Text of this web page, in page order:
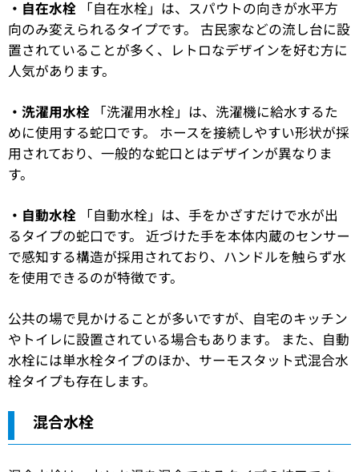
・自在水栓 「自在水栓」は、スパウトの向きが水平方
向のみ変えられるタイプです。 古民家などの流し台に設
置されていることが多く、レトロなデザインを好む方に
人気があります。
・洗濯用水栓 「洗濯用水栓」は、洗濯機に給水するた
めに使用する蛇口です。 ホースを接続しやすい形状が採
用されており、一般的な蛇口とはデザインが異なりま
す。
・自動水栓 「自動水栓」は、手をかざすだけで水が出
るタイプの蛇口です。 近づけた手を本体内蔵のセンサー
で感知する構造が採用されており、ハンドルを触らず水
を使用できるのが特徴です。
公共の場で見かけることが多いですが、自宅のキッチン
やトイレに設置されている場合もあります。 また、自動
水栓には単水栓タイプのほか、サーモスタット式混合水
栓タイプも存在します。
混合水栓